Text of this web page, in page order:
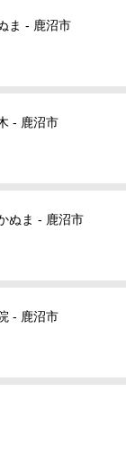
ま - 鹿沼市
- 鹿沼市
ぬま - 鹿沼市
- 鹿沼市